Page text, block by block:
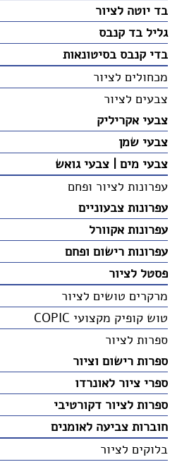
בד יוטה לציור
גליל בד קנבס
בדי קנבס בסיטונאות
מכחולים לציור
צבעים לציור
צבעי אקריליק
צבעי שמן
צבעי מים | צבעי גואש
עפרונות לציור ופחם
עפרונות צבעוניים
עפרונות אקוורל
עפרונות רישום ופחם
פסטל לציור
מרקרים טושים לציור
טוש קופיק מקצועי COPIC
ספרות לציור
ספרות רישום וציור
ספרי ציור לאונרדו
ספרות לציור דקורטיבי
חוברות צביעה לאומנים
בלוקים לציור